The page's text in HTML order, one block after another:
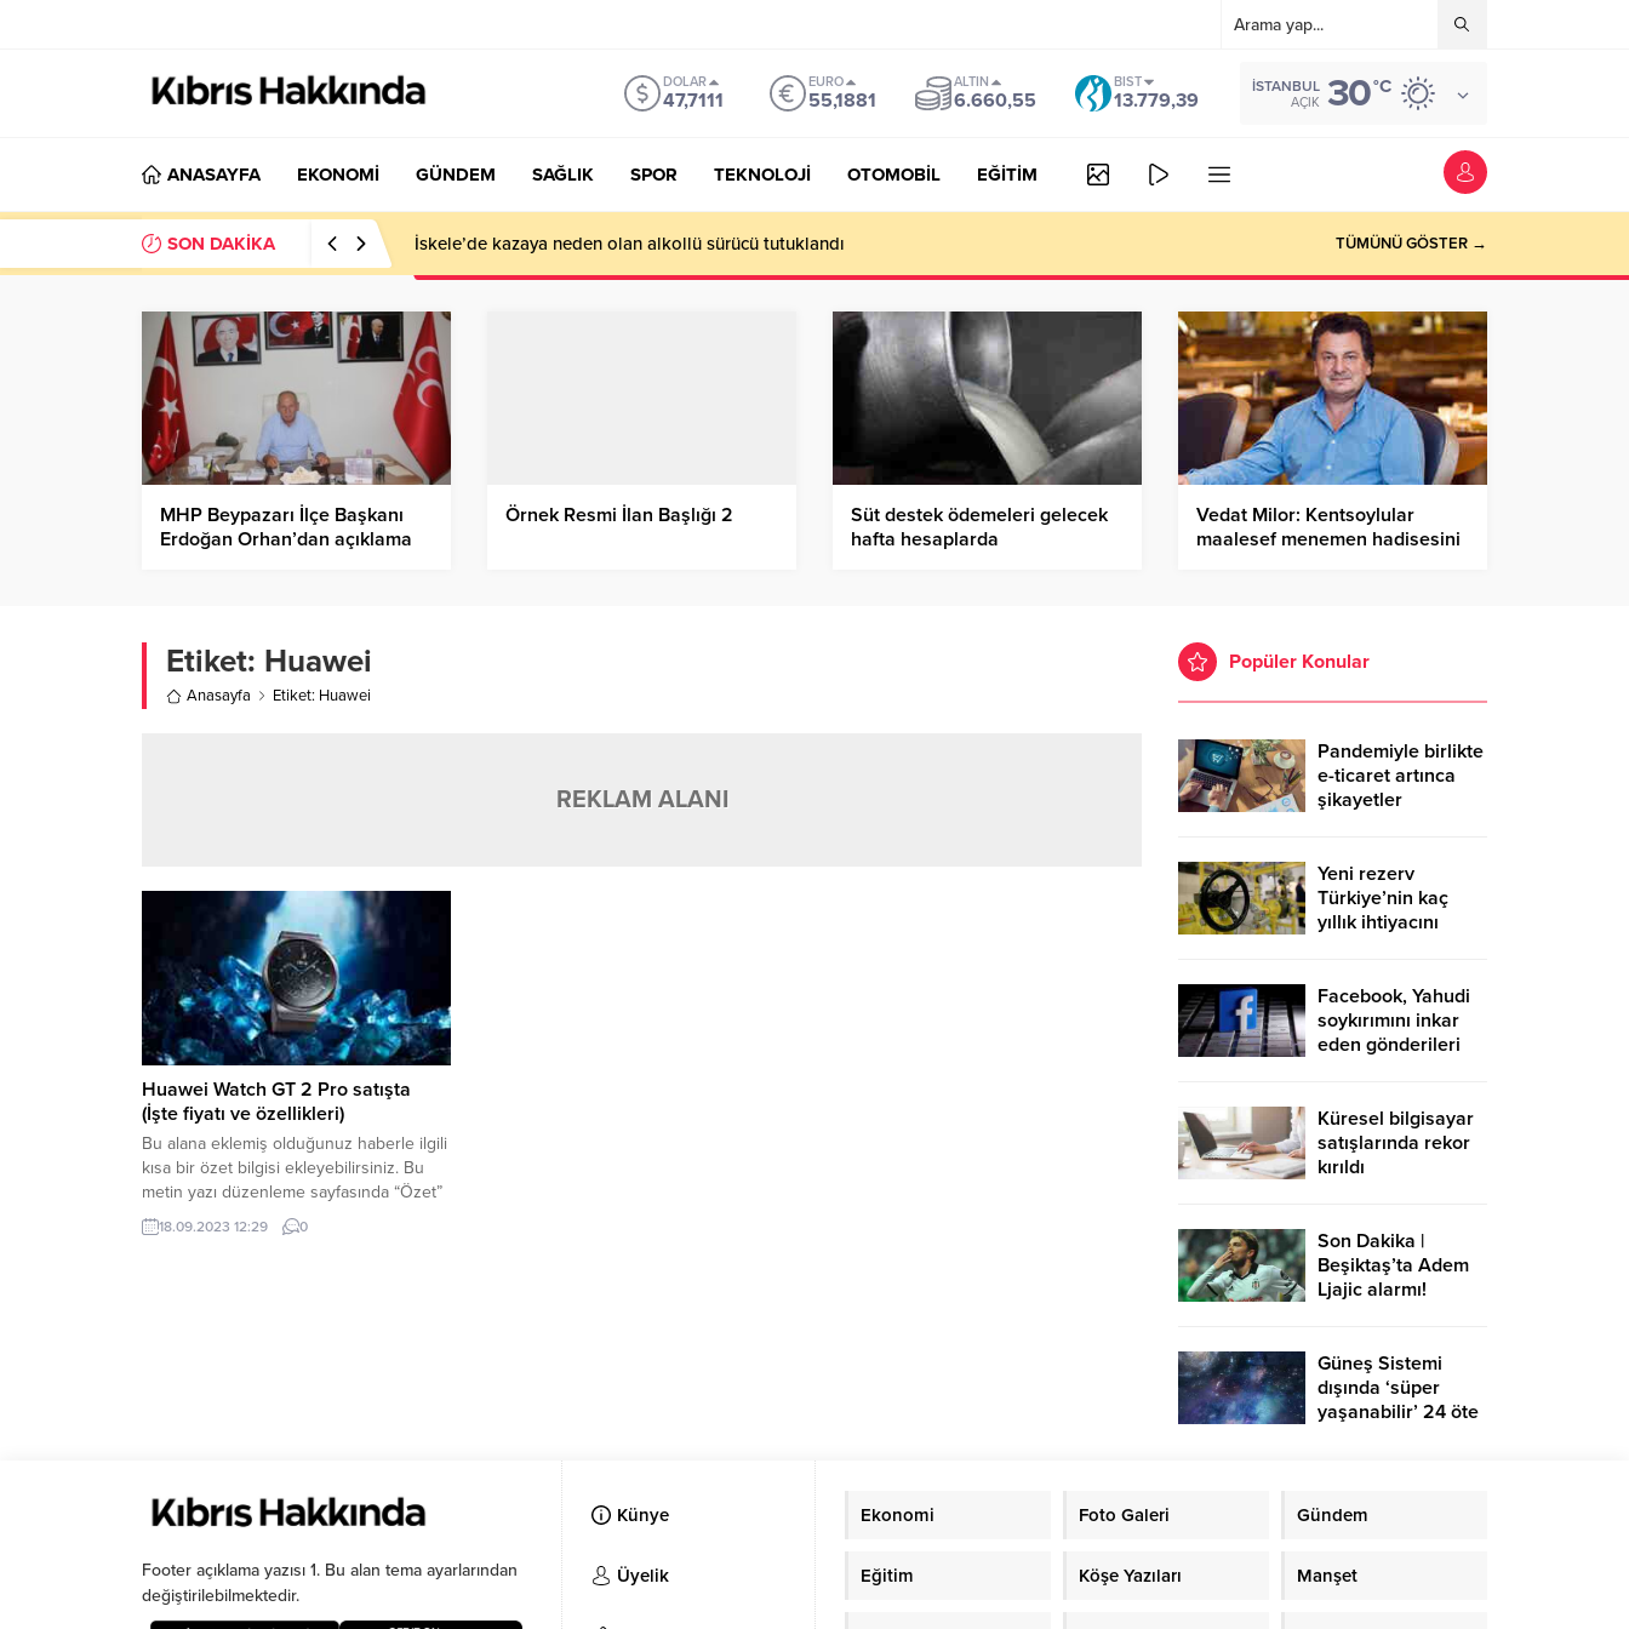
DOLAR
47,7111
EURO
55,1881
ALTIN
6.660,55
BIST
13.779,39
İSTANBUL
AÇIK 30°C
ANASAYFA EKONOMİ GÜNDEM SAĞLIK SPOR TEKNOLOJİ OTOMOBİL EĞİTİM
SON DAKİKA İskele’de kazaya neden olan alkollü sürücü tutuklandı TÜMÜNÜ GÖSTER →
MHP Beypazarı İlçe Başkanı
Erdoğan Orhan’dan açıklama
Örnek Resmi İlan Başlığı 2
Süt destek ödemeleri gelecek
hafta hesaplarda
Vedat Milor: Kentsoylular
maalesef menemen hadisesini
Etiket: Huawei
Anasayfa Etiket: Huawei
REKLAM ALANI
Huawei Watch GT 2 Pro satışta
(İşte fiyatı ve özellikleri)
Bu alana eklemiş olduğunuz haberle ilgili
kısa bir özet bilgisi ekleyebilirsiniz. Bu
metin yazı düzenleme sayfasında “Özet”
bölümünden eklenebilir. Özet
eklenmişse başlık altında kalın olarak bu
18.09.2023 12:29 0
Popüler Konular
Pandemiyle birlikte
e-ticaret artınca
şikayetler
Yeni rezerv
Türkiye’nin kaç
yıllık ihtiyacını
Facebook, Yahudi
soykırımını inkar
eden gönderileri
Küresel bilgisayar
satışlarında rekor
kırıldı
Son Dakika |
Beşiktaş’ta Adem
Ljajic alarmı!
Güneş Sistemi
dışında ‘süper
yaşanabilir’ 24 öte
Footer açıklama yazısı 1. Bu alan tema ayarlarından
değiştirilebilmektedir.
Künye
Üyelik
Ekonomi Foto Galeri Gündem
Eğitim Köşe Yazıları Manşet